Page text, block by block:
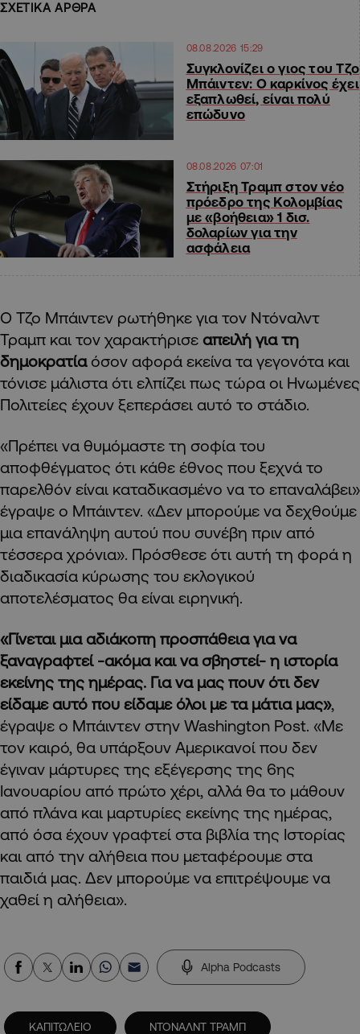
ΣΧΕΤΙΚΑ ΑΡΘΡΑ
08.08.2026 15:29
Συγκλονίζει ο γιος του Τζο
Μπάιντεν: Ο καρκίνος έχει
εξαπλωθεί, είναι πολύ
επώδυνο
08.08.2026 07:01
Στήριξη Τραμπ στον νέο
πρόεδρο της Κολομβίας
με «βοήθεια» 1 δισ.
δολαρίων για την
ασφάλεια
Ο Τζο Μπάιντεν ρωτήθηκε για τον Ντόναλντ
Τραμπ και τον χαρακτήρισε απειλή για τη
δημοκρατίαόσον αφορά εκείνα τα γεγονότα και
τόνισε μάλιστα ότι ελπίζει πως τώρα οι Ηνωμένες
Πολιτείες έχουν ξεπεράσει αυτό το στάδιο.
«Πρέπει να θυμόμαστε τη σοφία του
αποφθέγματος ότι κάθε έθνος που ξεχνά το
παρελθόν είναι καταδικασμένο να το επαναλάβει»
έγραψε ο Μπάιντεν. «Δεν μπορούμε να δεχθούμε
μια επανάληψη αυτού που συνέβη πριν από
τέσσερα χρόνια». Πρόσθεσε ότι αυτή τη φορά η
διαδικασία κύρωσης του εκλογικού
αποτελέσματος θα είναι ειρηνική.
«Γίνεται μια αδιάκοπη προσπάθεια για να
ξαναγραφτεί -ακόμα και να σβηστεί- η ιστορία
εκείνης της ημέρας. Για να μας πουν ότι δεν
είδαμε αυτό που είδαμε όλοι με τα μάτια μας»,
έγραψε ο Μπάιντεν στην Washington Post. «Με
τον καιρό, θα υπάρξουν Αμερικανοί που δεν
έγιναν μάρτυρες της εξέγερσης της 6ης
Ιανουαρίου από πρώτο χέρι, αλλά θα το μάθουν
από πλάνα και μαρτυρίες εκείνης της ημέρας,
από όσα έχουν γραφτεί στα βιβλία της Ιστορίας
και από την αλήθεια που μεταφέρουμε στα
παιδιά μας. Δεν μπορούμε να επιτρέψουμε να
χαθεί η αλήθεια».
Alpha Podcasts
ΚΑΠΙΤΩΛΕΙΟ ΝΤΟΝΑΛΝΤ ΤΡΑΜΠ